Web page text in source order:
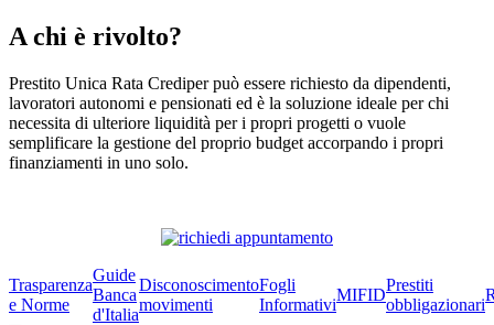
A chi è rivolto?
Prestito Unica Rata Crediper può essere richiesto da dipendenti,
lavoratori autonomi e pensionati ed è la soluzione ideale per chi
necessita di ulteriore liquidità per i propri progetti o vuole
semplificare la gestione del proprio budget accorpando i propri
finanziamenti in uno solo.
Trasparenza
e Norme
Guide
Banca
d'Italia
Disconoscimento
movimenti
Fogli
Informativi
MIFID
Prestiti
obbligazionari